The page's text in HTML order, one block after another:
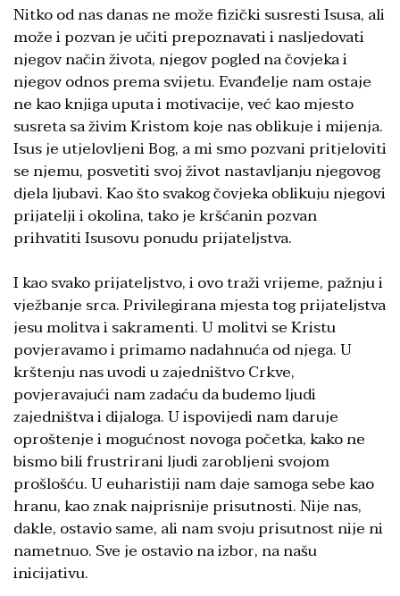
Nitko od nas danas ne može fizički susresti Isusa, ali
može i pozvan je učiti prepoznavati i nasljedovati
njegov način života, njegov pogled na čovjeka i
njegov odnos prema svijetu. Evanđelje nam ostaje
ne kao knjiga uputa i motivacije, već kao mjesto
susreta sa živim Kristom koje nas oblikuje i mijenja.
Isus je utjelovljeni Bog, a mi smo pozvani pritjeloviti
se njemu, posvetiti svoj život nastavljanju njegovog
djela ljubavi. Kao što svakog čovjeka oblikuju njegovi
prijatelji i okolina, tako je kršćanin pozvan
prihvatiti Isusovu ponudu prijateljstva.
I kao svako prijateljstvo, i ovo traži vrijeme, pažnju i
vježbanje srca. Privilegirana mjesta tog prijateljstva
jesu molitva i sakramenti. U molitvi se Kristu
povjeravamo i primamo nadahnuća od njega. U
krštenju nas uvodi u zajedništvo Crkve,
povjeravajući nam zadaću da budemo ljudi
zajedništva i dijaloga. U ispovijedi nam daruje
oproštenje i mogućnost novoga početka, kako ne
bismo bili frustrirani ljudi zarobljeni svojom
prošlošću. U euharistiji nam daje samoga sebe kao
hranu, kao znak najprisnije prisutnosti. Nije nas,
dakle, ostavio same, ali nam svoju prisutnost nije ni
nametnuo. Sve je ostavio na izbor, na našu
inicijativu.